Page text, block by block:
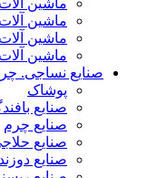
ماشین
ماشین
ماشین
ماشین
صنایع نساجی.
پوشاک
صنایع
صنایع چرم
صنایع
صنایع